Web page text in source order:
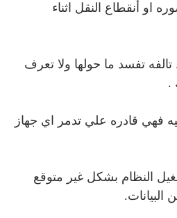
او أنقطاع النقل اثناء
تفسد ما حولها ولا تعرف
.
فهي قادره علي تدمر اي جهاز
النظام بشكل غير متوقع
البيانات.